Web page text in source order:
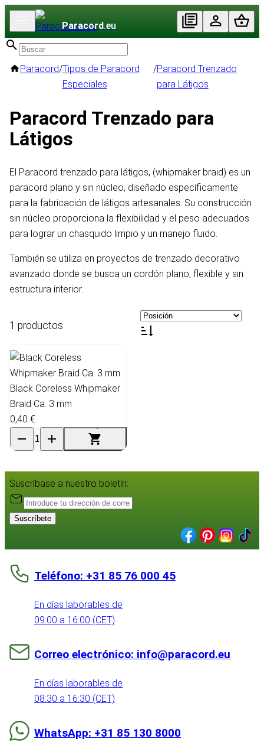
Paracord.eu
Paracord/Tipos de Paracord
Especiales
/Paracord Trenzado
para Látigos
Paracord Trenzado para
Látigos
El Paracord trenzado para látigos, (whipmaker braid) es un
paracord plano y sin núcleo, diseñado específicamente
para la fabricación de látigos artesanales. Su construcción
sin núcleo proporciona la flexibilidad y el peso adecuados
para lograr un chasquido limpio y un manejo fluido.
También se utiliza en proyectos de trenzado decorativo
avanzado donde se busca un cordón plano, flexible y sin
estructura interior.
1 productos
Black Coreless Whipmaker
Braid Ca. 3 mm
0,40 €
Suscríbase a nuestro boletín:
Suscríbete
Teléfono: +31 85 76 000 45
En días laborables de
09:00 a 16:00 (CET)
Correo electrónico: info@paracord.eu
En días laborables de
08:30 a 16:30 (CET)
WhatsApp: +31 85 130 8000